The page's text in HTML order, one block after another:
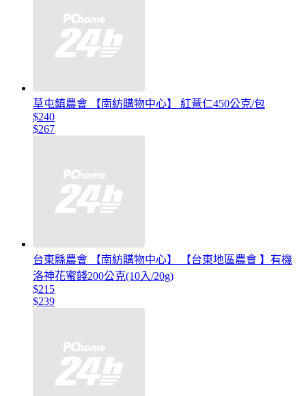
草屯鎮農會 【南紡購物中心】 紅薏仁450公克/包
$240
$267
台東縣農會 【南紡購物中心】 【台東地區農會 】有機
洛神花蜜餞200公克(10入/20g)
$215
$239